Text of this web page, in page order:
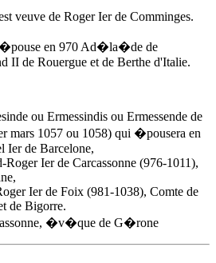
veuve de Roger Ier de Comminges.
�pouse en 970 Ad�la�de de
II de Rouergue et de Berthe d'Italie.
ou Ermessindis ou Ermessende de
mars 1057 ou 1058) qui �pousera en
Ier de Barcelone,
Ier de Carcassonne (976-1011),
Ier de Foix (981-1038), Comte de
de Bigorre.
�v�que de G�rone